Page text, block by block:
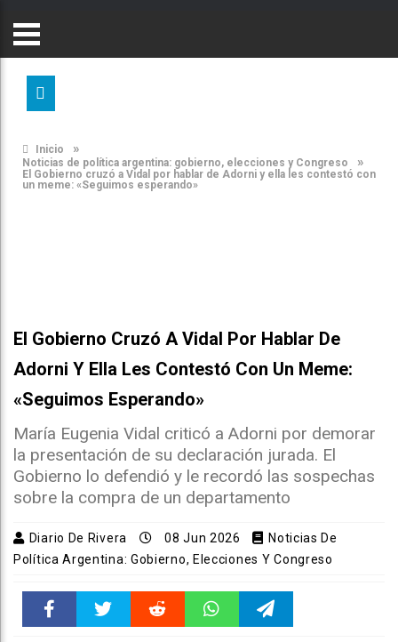
Inicio »
Noticias de política argentina: gobierno, elecciones y Congreso »
El Gobierno cruzó a Vidal por hablar de Adorni y ella les contestó con
un meme: «Seguimos esperando»
El Gobierno Cruzó A Vidal Por Hablar De
Adorni Y Ella Les Contestó Con Un Meme:
«Seguimos Esperando»
María Eugenia Vidal criticó a Adorni por demorar
la presentación de su declaración jurada. El
Gobierno lo defendió y le recordó las sospechas
sobre la compra de un departamento
Diario De Rivera 08 Jun 2026
Noticias De
Política Argentina: Gobierno, Elecciones Y Congreso